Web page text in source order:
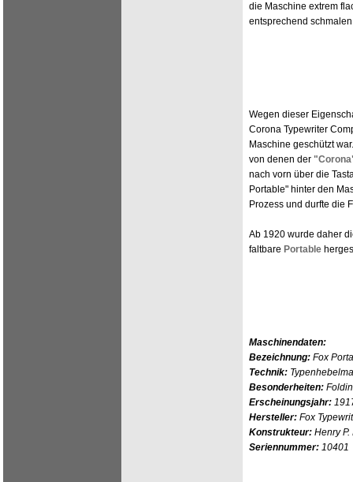
die Maschine extrem
entsprechend
Wegen dieser
Corona Typewriter
Maschine geschützt
von denen der
nach vorn über die
Portable" hinter den
Prozess und durfte die
Ab 1920 wurde daher
faltbare Portable
Maschinendaten:
Bezeichnung: Fox
Technik:
Besonderheiten:
Erscheinungsjahr:
Hersteller: Fox
Konstrukteur: Henry
Seriennummer: 10401